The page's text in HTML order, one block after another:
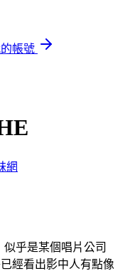
帳號
網
似乎是某個唱片公司
經看出影中人有點像